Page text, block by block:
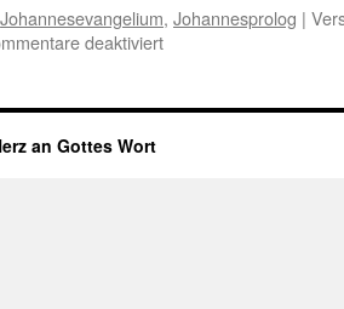
Johannesevangelium, Johannesprolog |
deaktiviert
Lichts
an Gottes Wort